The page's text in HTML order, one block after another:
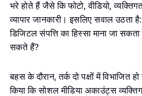
भरे होते हैं जैसे कि फोटो, वीडियो,
व्यापार जानकारी। इसलिए सवाल उठता
डिजिटल संपत्ति का हिस्सा माना जा सकता
सकते हैं?
बहस के दौरान, तर्क दो पक्षों में विभाजित
किया कि सोशल मीडिया अकाउंट्स